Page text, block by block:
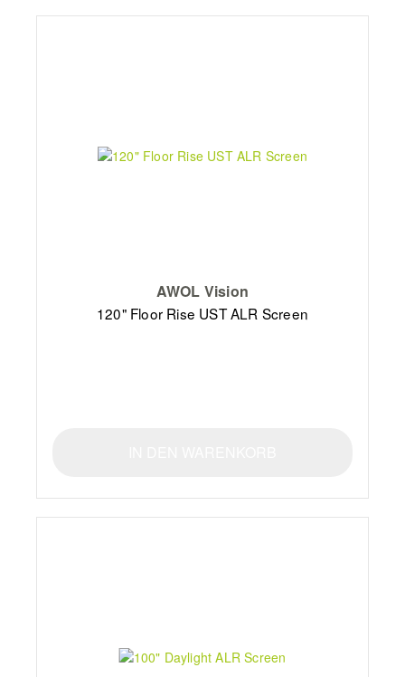
AWOL Vision
120" Floor Rise UST ALR Screen